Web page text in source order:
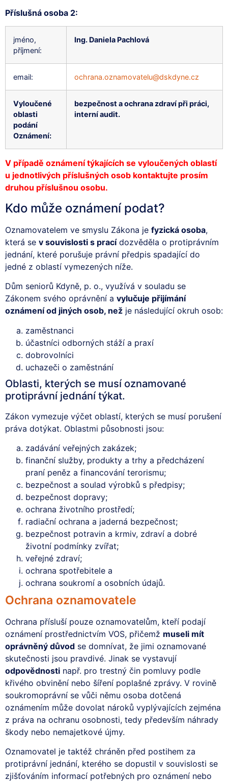
Příslušná osoba 2:
jméno,
příjmení:
Ing. Daniela Pachlová
email: ochrana.oznamovatelu@dskdyne.cz
Vyloučené
oblasti
podání
Oznámení:
bezpečnost a ochrana zdraví při práci,
interní audit.
V případě oznámení týkajících se vyloučených oblastí
u jednotlivých příslušných osob kontaktujte prosím
druhou příslušnou osobu.
Kdo může oznámení podat?
Oznamovatelem ve smyslu Zákona je fyzická osoba,
která se v souvislosti s pracídozvěděla o protiprávním
jednání, které porušuje právní předpis spadající do
jedné z oblastí vymezených níže.
Dům seniorů Kdyně, p. o., využívá v souladu se
Zákonem svého oprávnění a vylučuje přijímání
oznámení od jiných osob, než je následující okruh osob:
zaměstnanci
účastníci odborných stáží a praxí
dobrovolníci
uchazeči o zaměstnání
Oblasti, kterých se musí oznamované
protiprávní jednání týkat.
Zákon vymezuje výčet oblastí, kterých se musí porušení
práva dotýkat. Oblastmi působnosti jsou:
zadávání veřejných zakázek;
finanční služby, produkty a trhy a předcházení
praní peněz a financování terorismu;
bezpečnost a soulad výrobků s předpisy;
bezpečnost dopravy;
ochrana životního prostředí;
radiační ochrana a jaderná bezpečnost;
bezpečnost potravin a krmiv, zdraví a dobré
životní podmínky zvířat;
veřejné zdraví;
ochrana spotřebitele a
ochrana soukromí a osobních údajů.
Ochrana oznamovatele
Ochrana přísluší pouze oznamovatelům, kteří podají
oznámení prostřednictvím VOS, přičemž museli mít
oprávněný důvod se domnívat, že jimi oznamované
skutečnosti jsou pravdivé. Jinak se vystavují
odpovědnosti např. pro trestný čin pomluvy podle
křivého obvinění nebo šíření poplašné zprávy. V rovině
soukromoprávní se vůči němu osoba dotčená
oznámením může dovolat nároků vyplývajících zejména
z práva na ochranu osobnosti, tedy především náhrady
škody nebo nemajetkové újmy.
Oznamovatel je taktéž chráněn před postihem za
protiprávní jednání, kterého se dopustil v souvislosti se
zjišťováním informací potřebných pro oznámení nebo